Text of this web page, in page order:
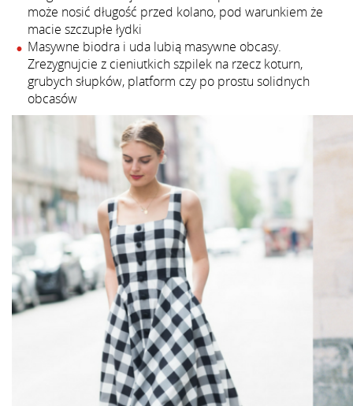
może nosić długość przed kolano, pod warunkiem że
macie szczupłe łydki
Masywne biodra i uda lubią masywne obcasy.
Zrezygnujcie z cieniutkich szpilek na rzecz koturn,
grubych słupków, platform czy po prostu solidnych
obcasów